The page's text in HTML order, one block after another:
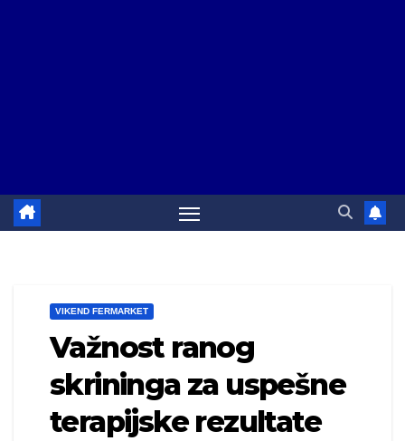
VIKEND FERMARKET
Važnost ranog
skrininga za uspešne
terapijske rezultate